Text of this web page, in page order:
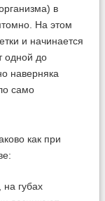
в
На этом
и начинается
одной до
наверняка
само
как при
губах